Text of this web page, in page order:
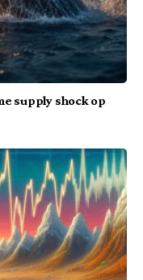
supply shock op